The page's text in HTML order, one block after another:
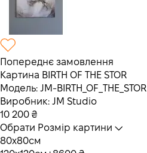
Попереднє замовлення
Картина BIRTH OF THE STOR
Модель: JM-BIRTH_OF_THE_STOR
Виробник: JM Studio
10 200 ₴
Обрати Розмір картини
80х80см